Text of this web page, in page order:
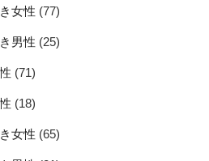
女性 (77)
男性 (25)
(71)
(18)
女性 (65)